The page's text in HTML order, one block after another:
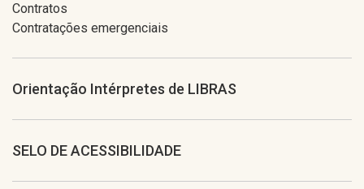
Contratos
Contratações emergenciais
Orientação Intérpretes de LIBRAS
SELO DE ACESSIBILIDADE